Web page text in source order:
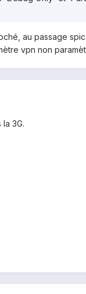
au passage
vpn non
3G.